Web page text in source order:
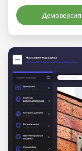
Демоверсия